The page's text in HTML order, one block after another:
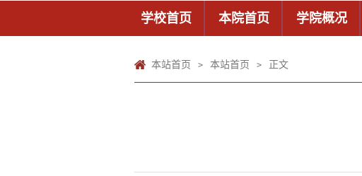
学校首页 本院首页 学院概况
本站首页 > 本站首页 > 正文